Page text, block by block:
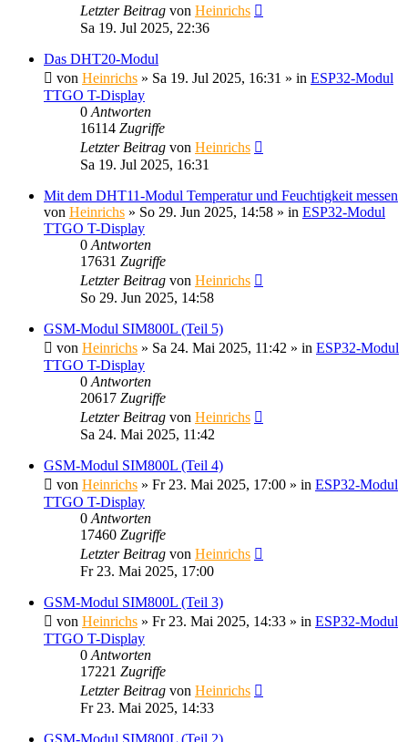
Letzter Beitrag von Heinrichs
Sa 19. Jul 2025, 22:36
Das DHT20-Modul
von Heinrichs » Sa 19. Jul 2025, 16:31 » in ESP32-Modul
TTGO T-Display
0 Antworten
16114 Zugriffe
Letzter Beitrag von Heinrichs
Sa 19. Jul 2025, 16:31
Mit dem DHT11-Modul Temperatur und Feuchtigkeit messen
von Heinrichs » So 29. Jun 2025, 14:58 » in ESP32-Modul
TTGO T-Display
0 Antworten
17631 Zugriffe
Letzter Beitrag von Heinrichs
So 29. Jun 2025, 14:58
GSM-Modul SIM800L (Teil 5)
von Heinrichs » Sa 24. Mai 2025, 11:42 » in ESP32-Modul
TTGO T-Display
0 Antworten
20617 Zugriffe
Letzter Beitrag von Heinrichs
Sa 24. Mai 2025, 11:42
GSM-Modul SIM800L (Teil 4)
von Heinrichs » Fr 23. Mai 2025, 17:00 » in ESP32-Modul
TTGO T-Display
0 Antworten
17460 Zugriffe
Letzter Beitrag von Heinrichs
Fr 23. Mai 2025, 17:00
GSM-Modul SIM800L (Teil 3)
von Heinrichs » Fr 23. Mai 2025, 14:33 » in ESP32-Modul
TTGO T-Display
0 Antworten
17221 Zugriffe
Letzter Beitrag von Heinrichs
Fr 23. Mai 2025, 14:33
GSM-Modul SIM800L (Teil 2)